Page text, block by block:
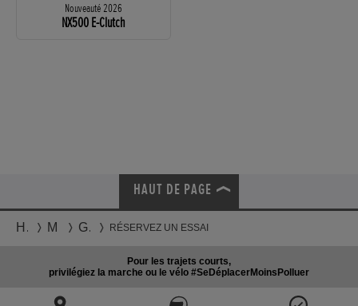
Nouveauté 2026
NX500 E-Clutch
HAUT DE PAGE
Honda Motos Gamme RÉSERVEZ UN ESSAI
Pour les trajets courts,
privilégiez la marche ou le vélo #SeDéplacerMoinsPolluer